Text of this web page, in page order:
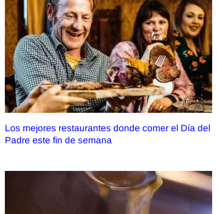
Los mejores restaurantes donde comer el Día del
Padre este fin de semana